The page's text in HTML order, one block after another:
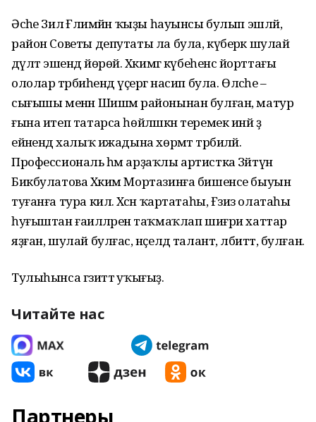
Әсәһе Зилә Ғәлимйән ҡыҙы һауынсы булып эшләй,
район Советы депутаты ла була, күберәк шулай
дәүләт эшендә йөрөй. Хәкимгә күбеһенсә йорттағы
ололар тәрбиәһендә үҫергә насип була. Өләсәһе –
сығышы менән Шишмә районынан булған, матур
ғына итеп татарса һөйләшкән теремек инәй ҙә
ейәнендә халыҡ ижадына хөрмәт тәрбиәләй.
Профессиональ һәм арҙаҡлы артистка Зәйтүнә
Бикбулатова Хәким Мортазинға бишенсе быуын
туғанға тура килә. Хәсән ҡартатаһы, Ғәзиз олатаһы
һуғыштан ғаиләләренә таҡмаҡлап шиғри хаттар
яҙған, шулай булғас, нәҫелдә талант, әлбиттә, булған.
Тулыһынса гәзиттә уҡығыҙ.
Читайте нас
Партнеры